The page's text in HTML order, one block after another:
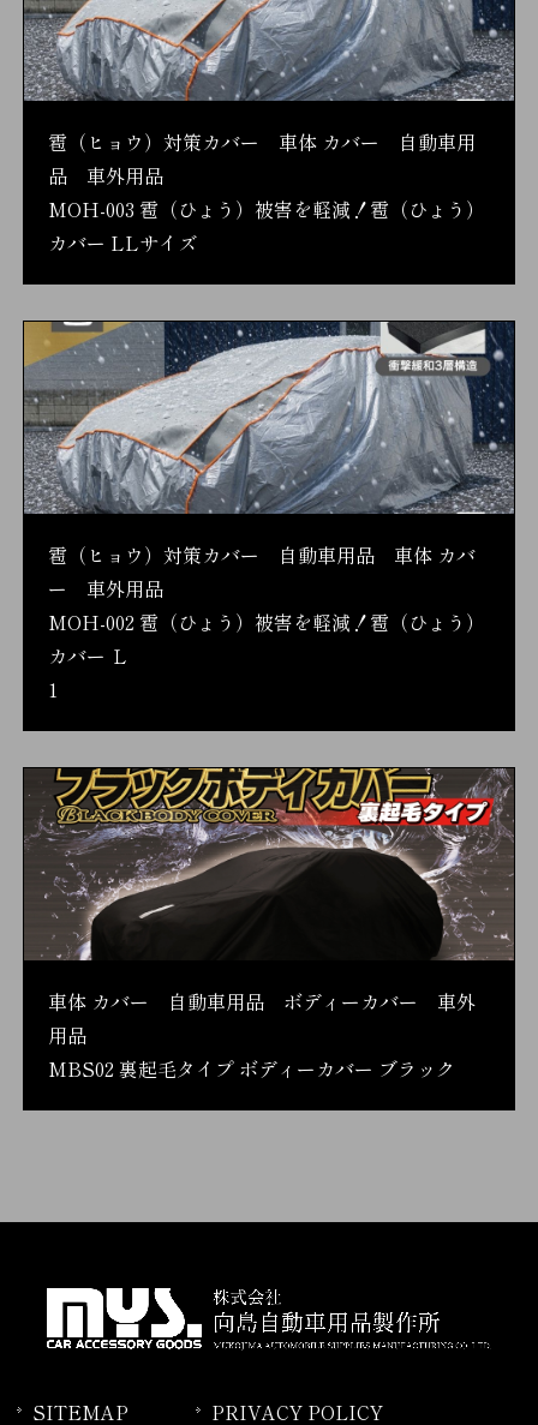
雹（ヒョウ）対策カバー 車体 カバー 自動車用
品 車外用品
MOH-003 雹（ひょう）被害を軽減！雹（ひょう）
カバー LLサイズ
雹（ヒョウ）対策カバー 自動車用品 車体 カバ
ー 車外用品
MOH-002 雹（ひょう）被害を軽減！雹（ひょう）
カバー Ｌ
1
車体 カバー 自動車用品 ボディーカバー 車外
用品
MBS02 裏起毛タイプ ボディーカバー ブラック
SITEMAP PRIVACY POLICY